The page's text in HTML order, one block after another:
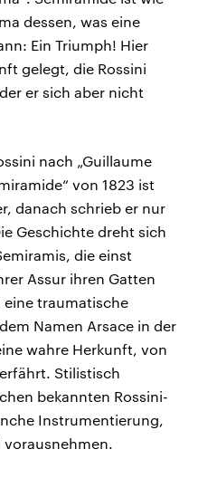
dessen, was eine
Ein Triumph! Hier
gelegt, die Rossini
er sich aber nicht
nach „Guillaume
von 1823 ist
danach schrieb er nur
Geschichte dreht sich
die einst
Assur ihren Gatten
eine traumatische
Namen Arsace in der
wahre Herkunft, von
Stilistisch
bekannten Rossini-
Instrumentierung,
vorausnehmen.